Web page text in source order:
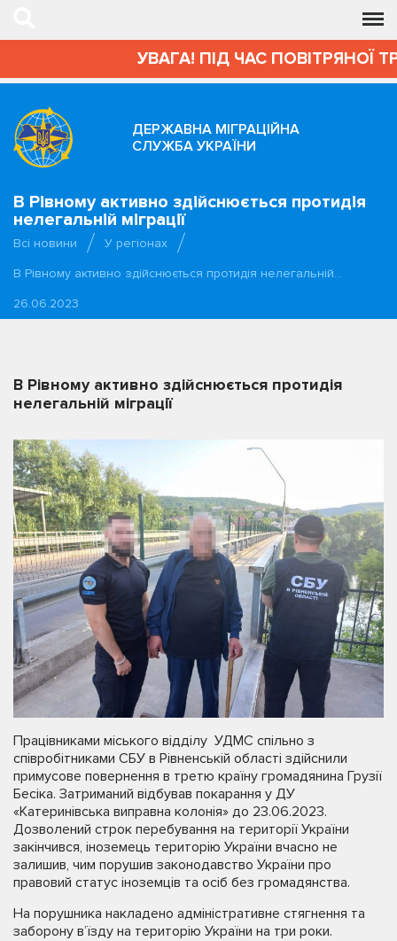
УВАГА! ПІД ЧАС ПОВІТРЯНОЇ
ДЕРЖАВНА МІГРАЦІЙНА
СЛУЖБА УКРАЇНИ
В Рівному активно здійснюється протидія
нелегальній міграції
Всі новини
У регіонах
В Рівному активно здійснюється протидія нелегальній…
26.06.2023
В Рівному активно здійснюється протидія
нелегальній міграції
Працівниками міського відділу УДМС спільно з
співробітниками СБУ в Рівненській області здійснили
примусове повернення в третю країну громадянина Грузії
Бесіка. Затриманий відбував покарання у ДУ
«Катеринівська виправна колонія» до 23.06.2023.
Дозволений строк перебування на території України
закінчився, іноземець територію України вчасно не
залишив, чим порушив законодавство України про
правовий статус іноземців та осіб без громадянства.
На порушника накладено адміністративне стягнення та
заборону в’їзду на територію України на три роки.